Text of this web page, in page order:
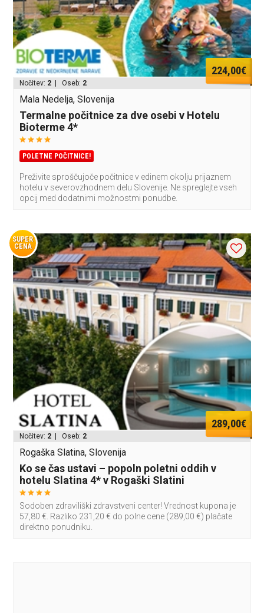
224,00€
Nočitev: 2 | Oseb: 2
Mala Nedelja, Slovenija
Termalne počitnice za dve osebi v Hotelu
Bioterme 4*
POLETNE POČITNICE!
Preživite sproščujoče počitnice v edinem okolju prijaznem
hotelu v severovzhodnem delu Slovenije. Ne spreglejte vseh
opcij med dodatnimi možnostmi ponudbe.
SUPER
CENA
289,00€
Nočitev: 2 | Oseb: 2
Rogaška Slatina, Slovenija
Ko se čas ustavi – popoln poletni oddih v
hotelu Slatina 4* v Rogaški Slatini
Sodoben zdraviliški zdravstveni center! Vrednost kupona je
57,80 €. Razliko 231,20 € do polne cene (289,00 €) plačate
direktno ponudniku.